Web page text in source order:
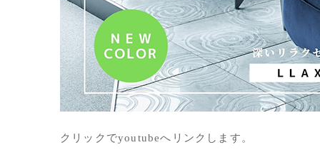
クリックでyoutubeへリンクします。